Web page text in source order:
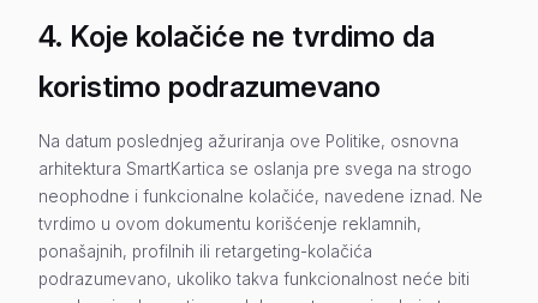
4. Koje kolačiće ne tvrdimo da
koristimo podrazumevano
Na datum poslednjeg ažuriranja ove Politike, osnovna
arhitektura SmartKartica se oslanja pre svega na strogo
neophodne i funkcionalne kolačiće, navedene iznad. Ne
tvrdimo u ovom dokumentu korišćenje reklamnih,
ponašajnih, profilnih ili retargeting-kolačića
podrazumevano, ukoliko takva funkcionalnost neće biti